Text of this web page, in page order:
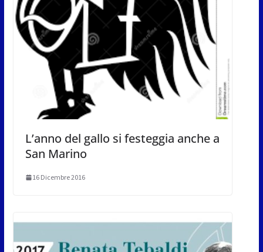
L’anno del gallo si festeggia anche a
San Marino
16 Dicembre 2016